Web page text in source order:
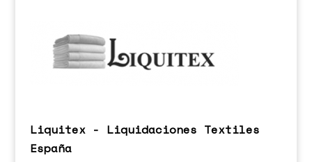
Liquitex - Liquidaciones Textiles
España